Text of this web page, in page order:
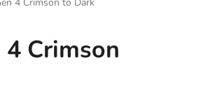
4 Crimson